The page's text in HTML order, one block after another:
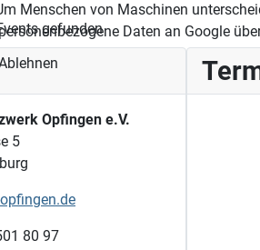
gefunden
Opfingen e.V.
5
80 97
Menschen von Maschinen
Daten an Google